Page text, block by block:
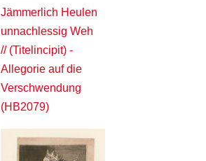
Jämmerlich Heulen
unnachlessig Weh
// (Titelincipit) -
Allegorie auf die
Verschwendung
(HB2079)